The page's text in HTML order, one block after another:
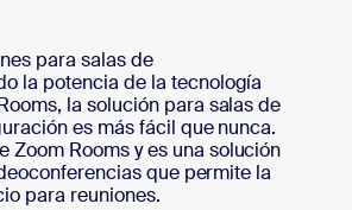
para salas de
la potencia de la tecnología
la solución para salas de
es más fácil que nunca.
Zoom Rooms y es una solución
que permite la
para reuniones.